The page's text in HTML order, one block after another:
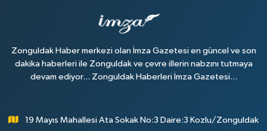
Zonguldak Haber merkezi olan İmza Gazetesi en güncel ve son
dakika haberleri ile Zonguldak ve çevre illerin nabzını tutmaya
devam ediyor... Zonguldak Haberleri İmza Gazetesi...
19 Mayıs Mahallesi Ata Sokak No:3 Daire:3 Kozlu/Zonguldak